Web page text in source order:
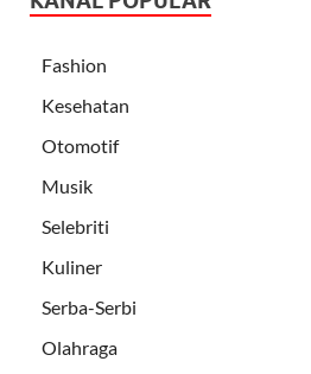
Fashion
Kesehatan
Otomotif
Musik
Selebriti
Kuliner
Serba-Serbi
Olahraga